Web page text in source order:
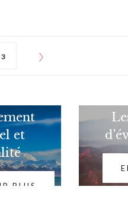
3
et
PLUS